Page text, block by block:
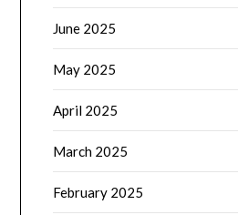
June 2025
May 2025
April 2025
March 2025
February 2025